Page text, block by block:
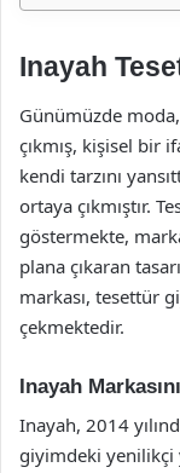
Inayah
Günümüzde
çıkmış, kişisel bir
kendi tarzını
ortaya çıkmıştır.
göstermekte,
plana çıkaran
markası, tesettür
çekmektedir.
Inayah
Inayah, 2014
giyimdeki yenilikçi